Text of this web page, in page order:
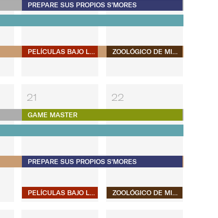
PREPARE SUS PROPIOS S'MORES
PELÍCULAS BAJO LAS ESTRELLAS ZOOLÓGICO DE MIAMI EN LA PLAYA
21
GAME MASTER
PREPARE SUS PROPIOS S'MORES
PELÍCULAS BAJO LAS ESTRELLAS
22
ZOOLÓGICO DE MIAMI EN LA PLAYA